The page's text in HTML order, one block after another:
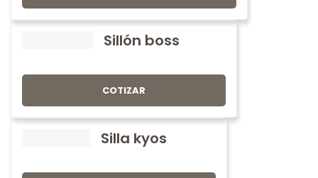
Sillón boss
COTIZAR
Silla kyos